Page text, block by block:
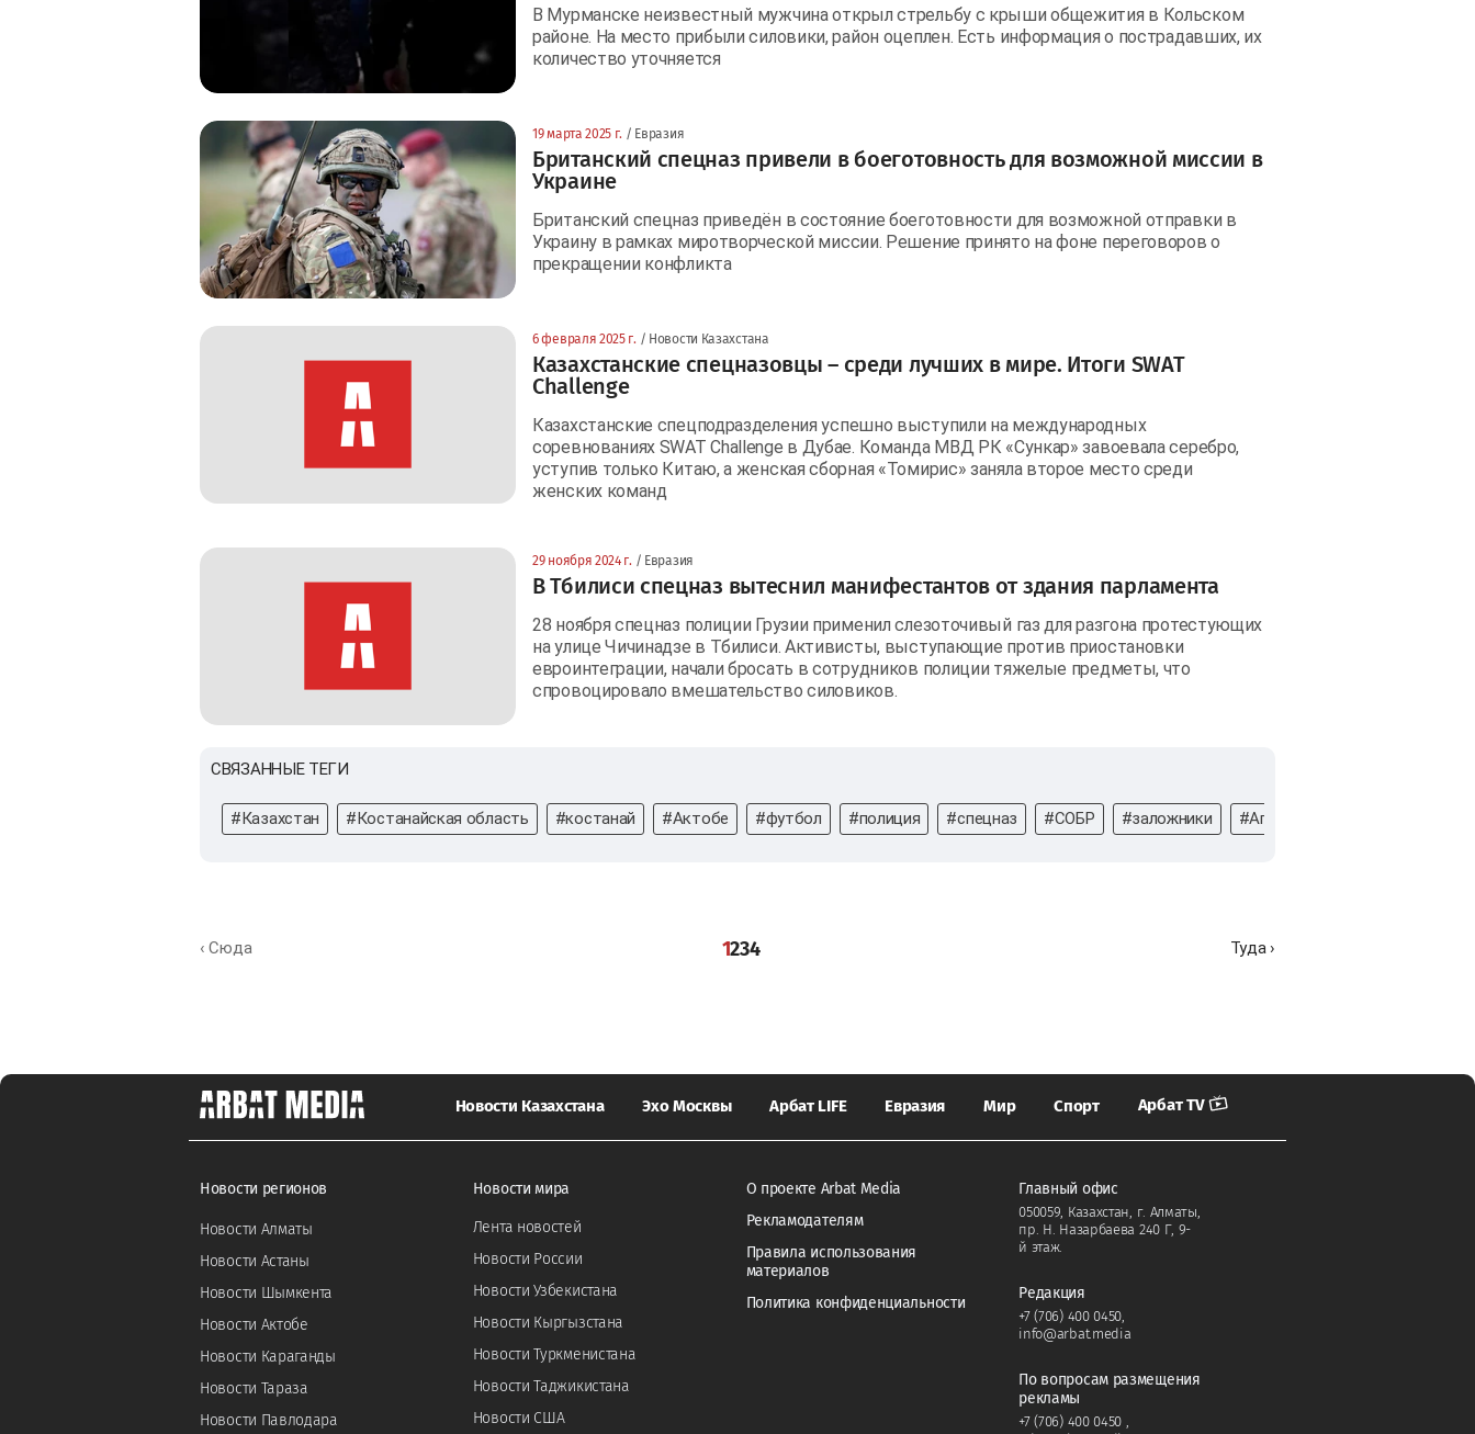
В Мурманске неизвестный мужчина открыл стрельбу с крыши общежития в Кольском
районе. На место прибыли силовики, район оцеплен. Есть информация о пострадавших, их
количество уточняется
19 марта 2025 г. / Евразия
Британский спецназ привели в боеготовность для возможной миссии в
Украине
Британский спецназ приведён в состояние боеготовности для возможной отправки в
Украину в рамках миротворческой миссии. Решение принято на фоне переговоров о
прекращении конфликта
6 февраля 2025 г. / Новости Казахстана
Казахстанские спецназовцы – среди лучших в мире. Итоги SWAT
Challenge
Казахстанские спецподразделения успешно выступили на международных
соревнованиях SWAT Challenge в Дубае. Команда МВД РК «Сункар» завоевала серебро,
уступив только Китаю, а женская сборная «Томирис» заняла второе место среди
женских команд
29 ноября 2024 г. / Евразия
В Тбилиси спецназ вытеснил манифестантов от здания парламента
28 ноября спецназ полиции Грузии применил слезоточивый газ для разгона протестующих
на улице Чичинадзе в Тбилиси. Активисты, выступающие против приостановки
евроинтеграции, начали бросать в сотрудников полиции тяжелые предметы, что
спровоцировало вмешательство силовиков.
СВЯЗАННЫЕ ТЕГИ
#Казахстан #Костанайская область #костанай #Актобе #футбол #полиция #спецназ #СОБР #заложники #Аптека
‹ Сюда 1234 Туда ›
Новости Казахстана Эхо Москвы Арбат LIFE Евразия Мир Спорт Арбат TV
Новости регионов
Новости Алматы
Новости Астаны
Новости Шымкента
Новости Актобе
Новости Караганды
Новости Тараза
Новости Павлодара
Новости мира
Лента новостей
Новости России
Новости Узбекистана
Новости Кыргызстана
Новости Туркменистана
Новости Таджикистана
Новости США
О проекте Arbat Media
Рекламодателям
Правила использования
материалов
Политика конфиденциальности
Главный офис
050059, Казахстан, г. Алматы,
пр. Н. Назарбаева 240 Г, 9-
й этаж.
Редакция
+7 (706) 400 0450
info@arbat.media
По вопросам размещения
рекламы
+7 (706) 400 0450